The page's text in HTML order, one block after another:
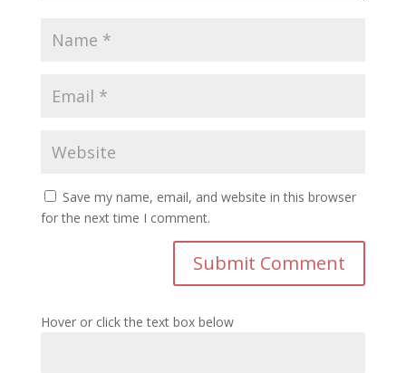
Save my name, email, and website in this browser
for the next time I comment.
Hover or click the text box below